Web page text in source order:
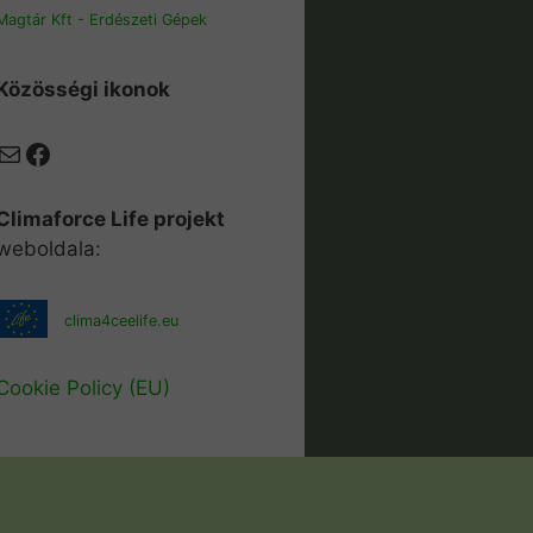
Kft - Erdészeti Gépek
ikonok
MailFacebook
Life projekt
clima4ceelife.eu
Policy (EU)